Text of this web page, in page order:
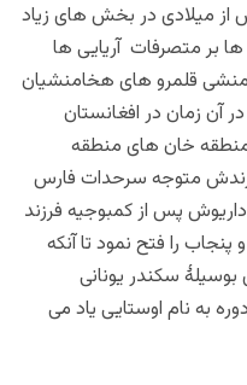
میلادی در بخش های زیاد
ها بر متصرفات آریایی ها
قلمرو های هخامنشیان
زمان در افغانستان
خان های منطقه
متوجه سرحدات فارس
پس از کمبوجیه فرزند
را فتح نمود تا آنکه
ازمیلادی بوسیلۀ سکندر یونانی
به نام اوستایی یاد می